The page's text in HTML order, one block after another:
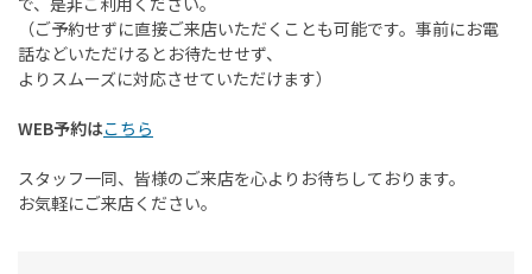
（ご予約せずに直接ご来店いただくことも可能です。事前にお電
話などいただけるとお待たせせず、
よりスムーズに対応させていただけます）
WEB予約はこちら
スタッフ一同、皆様のご来店を心よりお待ちしております。
お気軽にご来店ください。